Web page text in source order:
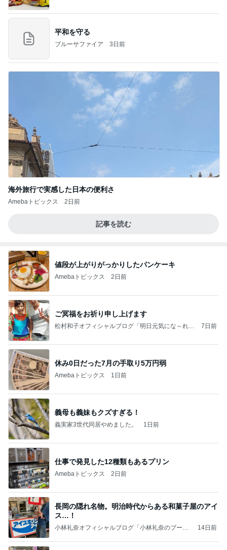
平和を守る
ブルーサファイア 3日前
海外旅行で実感した日本の便利さ
Amebaトピックス 2日前
記事を読む
値段が上がりがっかりしたパンケーキ
Amebaトピックス 2日前
ご冥福をお祈り申し上げます
松村和子オフィシャルブログ「明日元気にな～れ」
7日前
休み0日だった7月の手取り5万円弱
Amebaトピックス 1日前
義母も義妹もクズすぎる！
義実家3世代同居やめました。 1日前
仕事で発見した12種類もあるプリン
Amebaトピックス 2日前
長岡の隠れ名物。明治時代からある和菓子屋のアイ
ス…！
小林礼奈オフィシャルブログ「小林礼奈のブーブ
14日前